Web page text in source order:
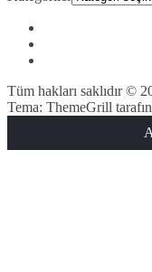
Tüm hakları saklıdır ©
Tema: ThemeGrill